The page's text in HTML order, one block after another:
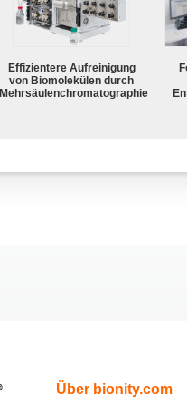
Effizientere Aufreinigung
von Biomolekülen durch
Mehrsäulenchromatographie
Über bionity.com